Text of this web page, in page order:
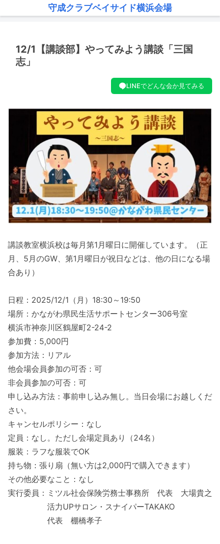
守成クラブベイサイド横浜会場
12/1【講談部】やってみよう講談「三国
志」
LINEでどんな会か見てみる
講談教室横浜校は毎月第1月曜日に開催しています。（正
月、5月のGW、第1月曜日が祝日などは、他の日になる場
合あり）
日程：2025/12/1（月）18:30～19:50
場所：かながわ県民生活サポートセンター306号室
横浜市神奈川区鶴屋町2-24-2
参加費：5,000円
参加方法：リアル
他会場会員参加の可否：可
非会員参加の可否：可
申し込み方法：事前申し込み無し。当日会場にお越しくだ
さい。
キャンセルポリシー：なし
定員：なし。ただし会場定員あり（24名）
服装：ラフな服装でOK
持ち物：張り扇（無い方は2,000円で購入できます）
その他必要なこと：なし
実行委員：ミツル社会保険労務士事務所 代表 大場貴之
活力UPサロン・スナイパーTAKAKO
代表 棚橋孝子